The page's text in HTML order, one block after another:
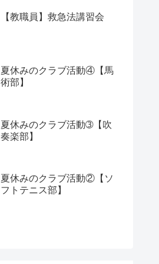
【教職員】救急法講習会
夏休みのクラブ活動④【馬
術部】
夏休みのクラブ活動➂【吹
奏楽部】
夏休みのクラブ活動②【ソ
フトテニス部】